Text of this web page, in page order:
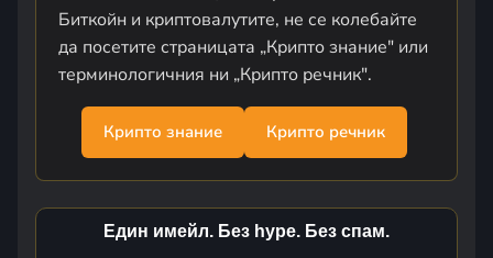
Биткойн и криптовалутите, не се колебайте
да посетите страницата „Крипто знание" или
терминологичния ни „Крипто речник".
Крипто знание Крипто речник
Един имейл. Без hype. Без спам.